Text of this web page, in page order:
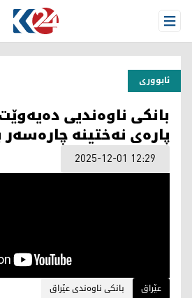
Open Menu
ئابووری
بانکی ناوەندیی
پارەی نەختینە
2025-12-01 12:29
عێراق بانکی ناوەندی عێراق